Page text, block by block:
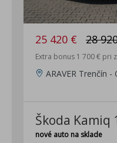
25 420 € 28
Extra bonus 1 700 € pri
ARAVER Trenčín -
Škoda Kamiq
nové auto na sklade